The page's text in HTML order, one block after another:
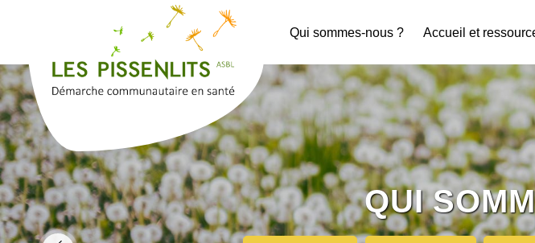
Qui sommes-nous ? Accueil et
QUI